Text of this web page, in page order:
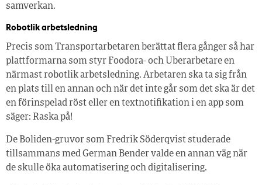
samverkan.
Robotlik arbetsledning
Precis som Transportarbetaren berättat flera gånger så har
plattformarna som styr Foodora- och Uberarbetare en
närmast robotlik arbetsledning. Arbetaren ska ta sig från
en plats till en annan och när det inte går som det ska är det
en förinspelad röst eller en textnotifikation i en app som
säger: Raska på!
De Boliden-gruvor som Fredrik Söderqvist studerade
tillsammans med German Bender valde en annan väg när
de skulle öka automatisering och digitalisering.